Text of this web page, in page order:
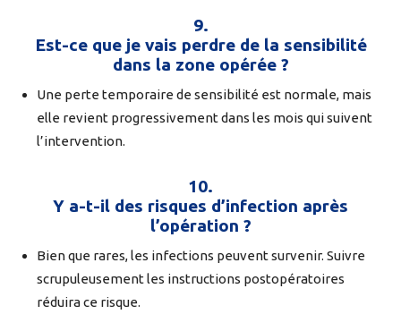
9.
Est-ce que je vais perdre de la sensibilité
dans la zone opérée ?
Une perte temporaire de sensibilité est normale, mais
elle revient progressivement dans les mois qui suivent
l’intervention.
10.
Y a-t-il des risques d’infection après
l’opération ?
Bien que rares, les infections peuvent survenir. Suivre
scrupuleusement les instructions postopératoires
réduira ce risque.